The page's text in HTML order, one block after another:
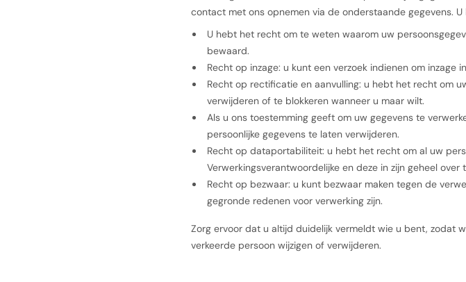
contact met ons opnemen via de onderstaande gegevens.
U hebt het recht om te weten waarom uw
bewaard.
Recht op inzage: u kunt een verzoek indienen om inzage
Recht op rectificatie en aanvulling: u hebt het recht om
verwijderen of te blokkeren wanneer u maar wilt.
Als u ons toestemming geeft om uw gegevens te
persoonlijke gegevens te laten verwijderen.
Recht op dataportabiliteit: u hebt het recht om al uw
Verwerkingsverantwoordelijke en deze in zijn geheel
Recht op bezwaar: u kunt bezwaar maken tegen de
gegronde redenen voor verwerking zijn.
Zorg ervoor dat u altijd duidelijk vermeldt wie u bent, zodat
verkeerde persoon wijzigen of verwijderen.